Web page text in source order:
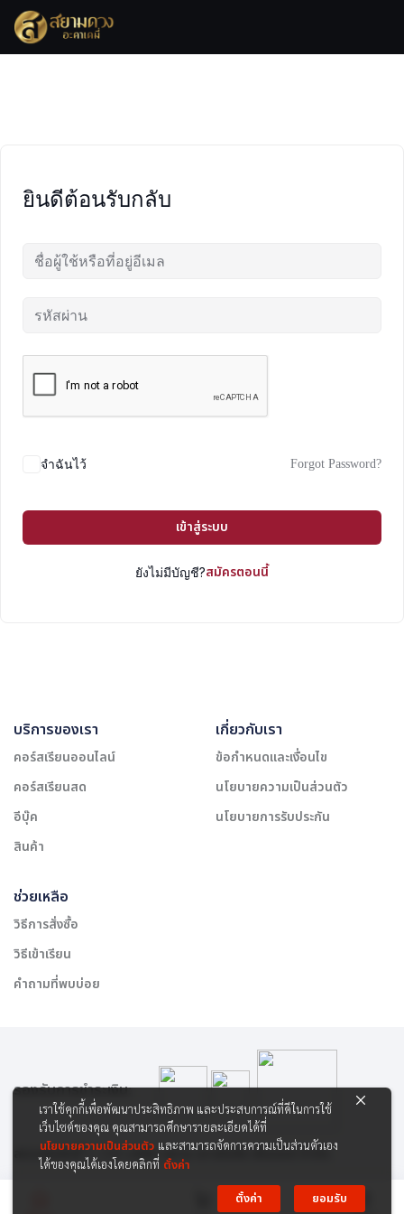
Skip
content
ยินดีต้อนรับกลับ
จำฉันไว้ Forgot Password?
เข้าสู่ระบบ
ยังไม่มีบัญชี?สมัครตอนนี้
บริการของเรา
คอร์สเรียนออนไลน์
คอร์สเรียนสด
อีบุ๊ค
สินค้า
เกี่ยวกับเรา
ข้อกำหนดและเงื่อนไข
นโยบายความเป็นส่วนตัว
นโยบายการรับประกัน
ช่วยเหลือ
วิธีการสั่งซื้อ
วิธีเข้าเรียน
คำถามที่พบบ่อย
สงวนลิขสิทธิ์ © 2565 บริษัท สยาม เคาเซิลลิ่ง เซ็นเตอร์ จำกัด
รองรับการชำระเงิน:
เราใช้คุกกี้เพื่อพัฒนาประสิทธิภาพ และประสบการณ์ที่ดีในการใช้
เว็บไซต์ของคุณ คุณสามารถศึกษารายละเอียดได้ที่
นโยบายความเป็นส่วนตัว และสามารถจัดการความเป็นส่วนตัวเอง
ได้ของคุณได้เองโดยคลิกที่ ตั้งค่า
ตั้งค่า
ยอมรับ